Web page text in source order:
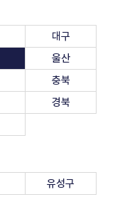
대구
울산
충북
경북
유성구